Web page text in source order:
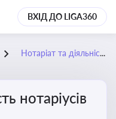
ВХІД ДО LIGA360
Нотаріат та діяльність нотаріусів
нотаріусів